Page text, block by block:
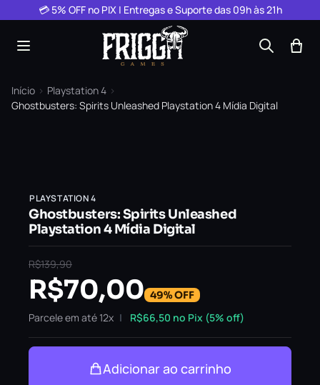
Pular para o conteúdo
💳 5% OFF no PIX | Entregas e Suporte das 09h às 21h
Início › Playstation 4 ›
Ghostbusters: Spirits Unleashed Playstation 4 Mídia Digital
PLAYSTATION 4
Ghostbusters: Spirits Unleashed
Playstation 4 Mídia Digital
R$139,90
R$70,00 49% OFF
Parcele em até 12x R$66,50 no Pix (5% off)
Adicionar ao carrinho